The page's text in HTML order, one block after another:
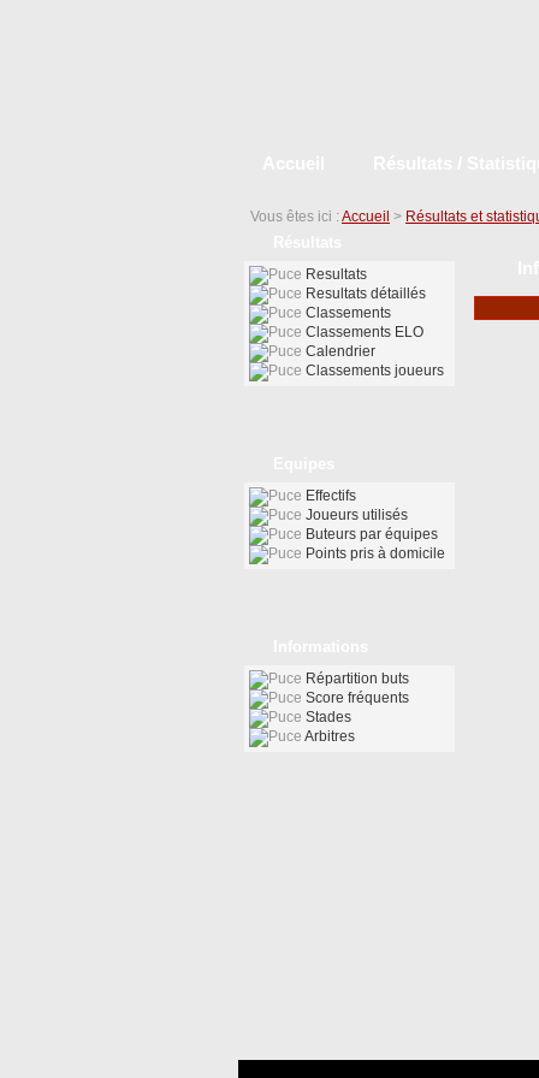
Vous êtes ici : Accueil > Résultats et
Resultats
Resultats détaillés
Classements
Classements ELO
Calendrier
Classements joueurs
Effectifs
Joueurs utilisés
Buteurs par équipes
Points pris à domicile
Répartition buts
Score fréquents
Stades
Arbitres